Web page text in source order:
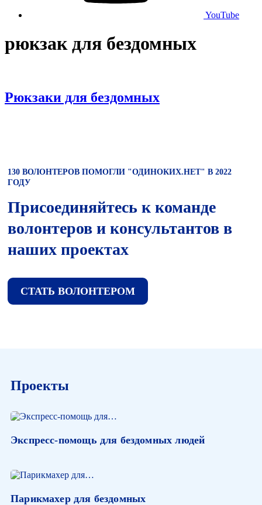
YouTube
рюкзак для бездомных
Рюкзаки для бездомных
130 ВОЛОНТЕРОВ ПОМОГЛИ "ОДИНОКИХ.НЕТ" В 2022
ГОДУ
Присоединяйтесь к команде
волонтеров и консультантов в
наших проектах
СТАТЬ ВОЛОНТЕРОМ
Проекты
Экспресс-помощь для бездомных людей
Парикмахер для бездомных